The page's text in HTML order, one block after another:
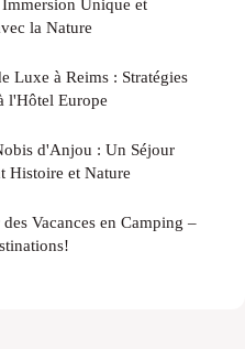
la Nature
Luxe à Reims : Stratégies
l'Hôtel Europe
d'Anjou : Un Séjour
Histoire et Nature
Vacances en Camping –